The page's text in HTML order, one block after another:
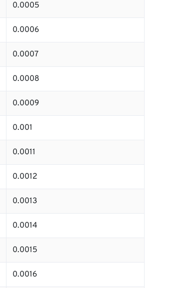
0.0005
0.0006
0.0007
0.0008
0.0009
0.001
0.0011
0.0012
0.0013
0.0014
0.0015
0.0016